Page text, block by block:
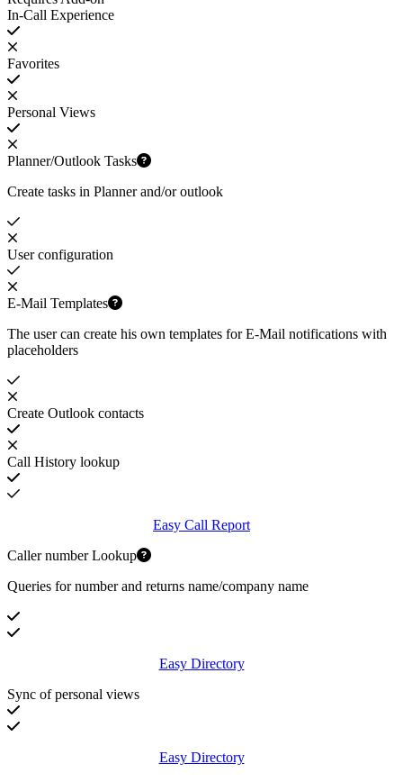
In-Call Experience
Favorites
Personal Views
Planner/Outlook Tasks
Create tasks in Planner and/or outlook
User configuration
E-Mail Templates
The user can create his own templates for E-Mail notifications with
placeholders
Create Outlook contacts
Call History lookup
Easy Call Report
Caller number Lookup
Queries for number and returns name/company name
Easy Directory
Sync of personal views
Easy Directory